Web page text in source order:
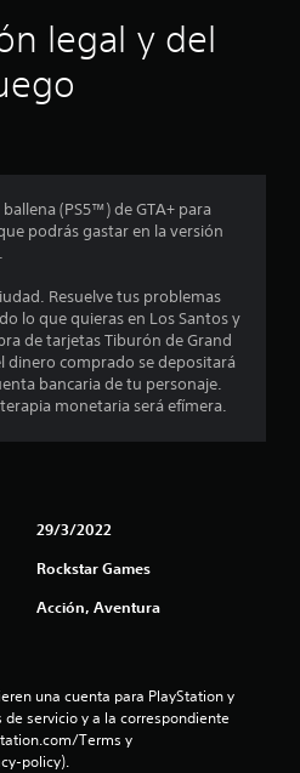
r
l
a
e
n
u
n
d
legal y del
(PS5™) de GTA+ para
podrás gastar en la versión
Resuelve tus problemas
lo que quieras en Los Santos y
de tarjetas Tiburón de Grand
dinero comprado se depositará
bancaria de tu personaje.
monetaria será efímera.
29/3/2022
Rockstar Games
Acción, Aventura
una cuenta para PlayStation y
servicio y a la correspondiente
Terms y
policy).